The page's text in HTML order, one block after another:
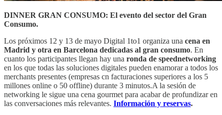
DINNER GRAN CONSUMO: El evento del sector del Gran
Consumo.
Los próximos 12 y 13 de mayo Digital 1to1 organiza una cena en
Madrid y otra en Barcelona dedicadas al gran consumo. En
cuanto los participantes llegan hay una ronda de speednetworking
en los que todas las soluciones digitales pueden enamorar a todos los
merchants presentes (empresas cn facturaciones superiores a los 5
millones online o 50 offline) durante 3 minutos.A la sesión de
networking le sigue una cena gourmet para acabar de profundizar en
las conversaciones más relevantes. Información y reservas.